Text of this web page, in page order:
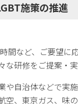
施策の推進
間など、ご要望に
な研修をご提案・実
や自治体などで実
空、東京ガス、味